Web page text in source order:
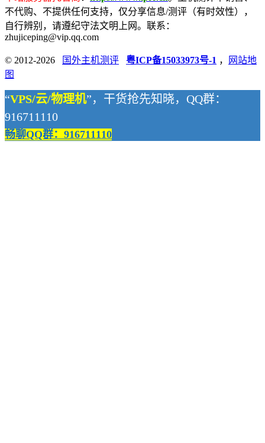
不代购、不提供任何支持，仅分享信息/测评（有时效性），
自行辨别，请遵纪守法文明上网。联系：
zhujiceping@vip.qq.com
© 2012-2026 国外主机测评 粤ICP备15033973号-1 ，
网站地
图
“VPS/云/物理机”，干货抢先知晓，QQ群：
916711110
畅聊QQ群：916711110